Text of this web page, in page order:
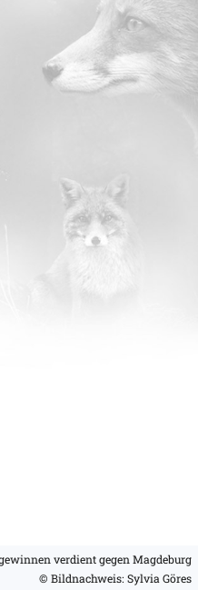
verdient gegen Magdeburg
© Bildnachweis: Sylvia Göres